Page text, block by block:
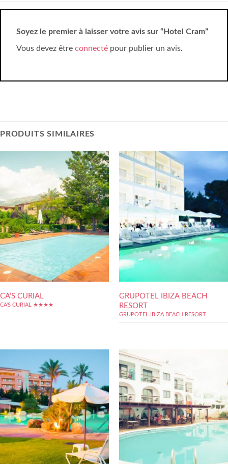
Soyez le premier à laisser votre avis sur “Hotel Cram”
Vous devez être connecté pour publier un avis.
PRODUITS SIMILAIRES
CA’S CURIAL
CA'S CURIAL ★★★★
GRUPOTEL IBIZA BEACH
RESORT
GRUPOTEL IBIZA BEACH RESORT